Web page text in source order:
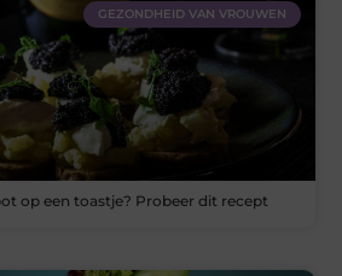
GEZONDHEID VAN VROUWEN
op een toastje? Probeer dit recept